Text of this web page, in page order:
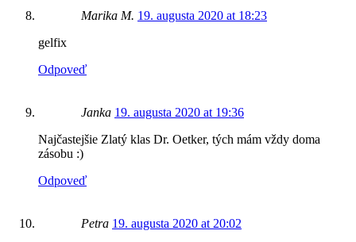
Marika M. 19. augusta 2020 at 18:23
gelfix
Odpoveď
Janka 19. augusta 2020 at 19:36
Najčastejšie Zlatý klas Dr. Oetker, tých mám vždy doma
zásobu :)
Odpoveď
Petra 19. augusta 2020 at 20:02